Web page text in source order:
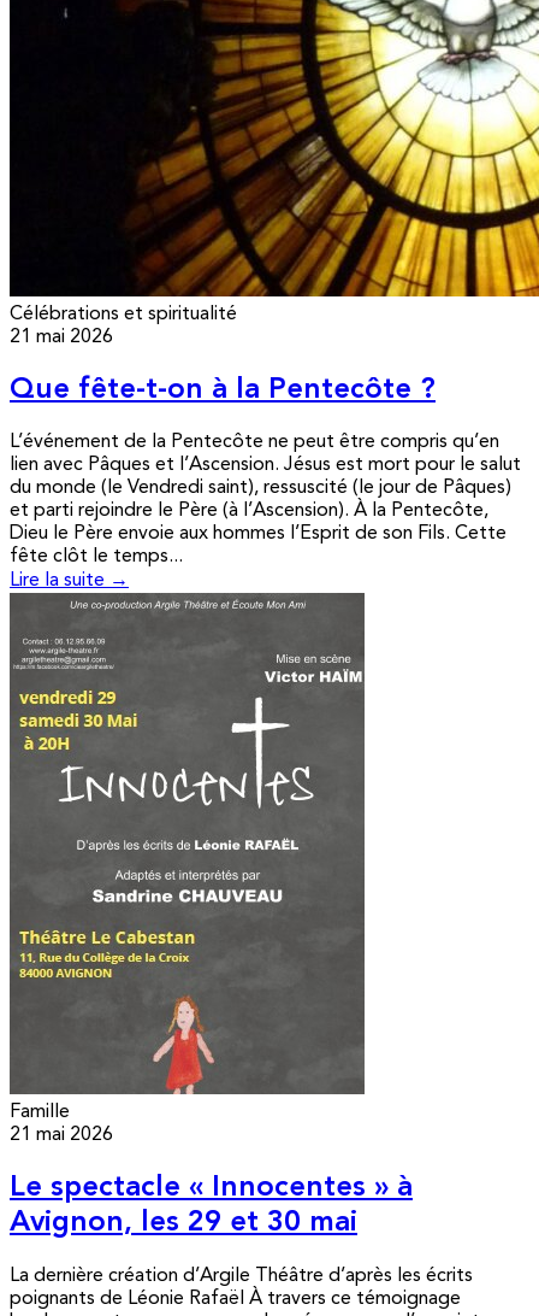
Célébrations et spiritualité
21 mai 2026
Que fête-t-on à la Pentecôte ?
L’événement de la Pentecôte ne peut être compris qu’en
lien avec Pâques et l’Ascension. Jésus est mort pour le salut
du monde (le Vendredi saint), ressuscité (le jour de Pâques)
et parti rejoindre le Père (à l’Ascension). À la Pentecôte,
Dieu le Père envoie aux hommes l’Esprit de son Fils. Cette
fête clôt le temps...
Lire la suite →
Famille
21 mai 2026
Le spectacle « Innocentes » à
Avignon, les 29 et 30 mai
La dernière création d’Argile Théâtre d’après les écrits
poignants de Léonie Rafaël À travers ce témoignage